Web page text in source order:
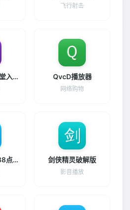
飞行射击
18MIC禁漫天堂入口 QvcD播放器
网络购物
利记娱乐42188点com 剑侠精灵破解版
影音播放